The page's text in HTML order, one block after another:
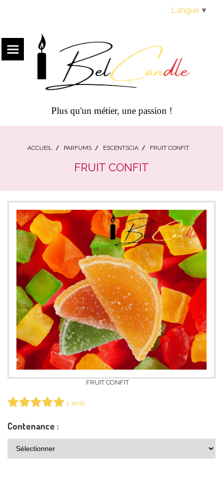
Plus qu'un métier, une passion !
ACCUEIL PARFUMS ESCENTSCIA FRUIT CONFIT
FRUIT CONFIT
FRUIT CONFIT
1 avis
Contenance :
Langue ▼